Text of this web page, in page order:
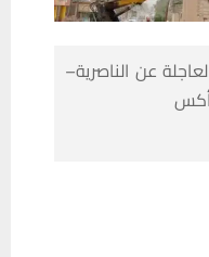
عن الناصرية–
أكس